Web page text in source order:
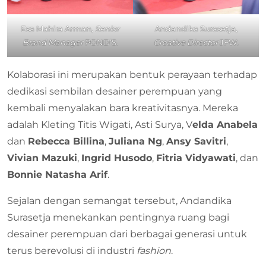
Esa Mahira Arman,Senior
Brand ManagerPOND’S.
Andandika Surasetja,
Creative DirectorJFW.
Kolaborasi ini merupakan bentuk perayaan terhadap
dedikasi sembilan desainer perempuan yang
kembali menyalakan bara kreativitasnya. Mereka
adalah Kleting Titis Wigati, Asti Surya, Velda Anabela
dan Rebecca Billina, Juliana Ng, Ansy Savitri,
Vivian Mazuki, Ingrid Husodo, Fitria Vidyawati, dan
Bonnie Natasha Arif.
Sejalan dengan semangat tersebut, Andandika
Surasetja menekankan pentingnya ruang bagi
desainer perempuan dari berbagai generasi untuk
terus berevolusi di industri fashion.